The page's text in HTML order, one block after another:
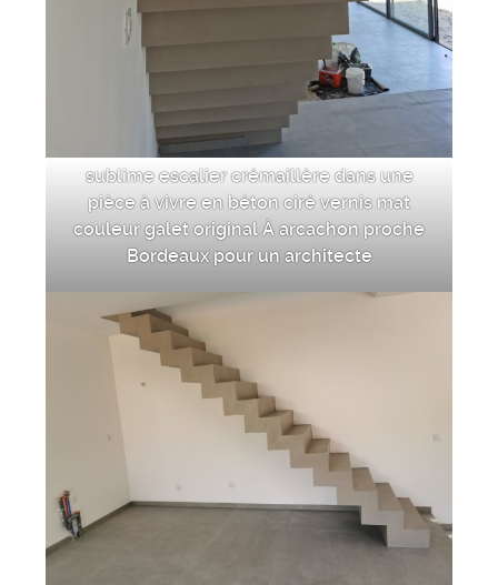
sublime escalier crémaillère dans une
pièce à vivre en béton ciré vernis mat
couleur galet original À arcachon proche
Bordeaux pour un architecte